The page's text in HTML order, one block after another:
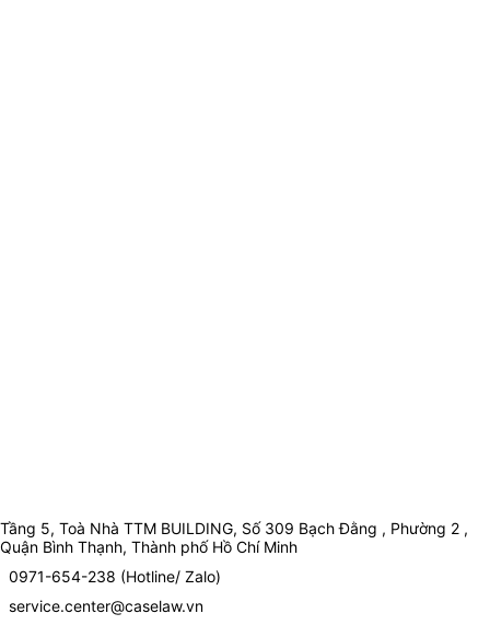
Tầng 5, Toà Nhà TTM BUILDING, Số 309 Bạch Đằng , Phường 2 ,
Quận Bình Thạnh, Thành phố Hồ Chí Minh
0971-654-238 (Hotline/ Zalo)
service.center@caselaw.vn